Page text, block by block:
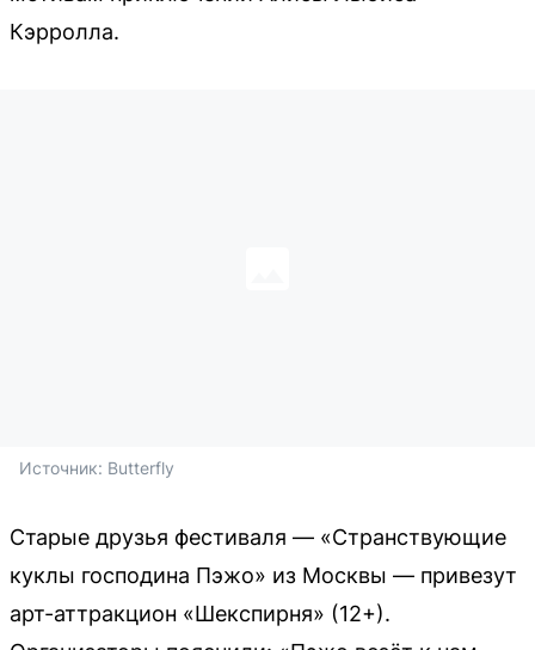
Кэрролла.
Источник: Butterfly
Старые друзья фестиваля — «Странствующие
куклы господина Пэжо» из Москвы — привезут
арт-аттракцион «Шекспирня» (12+).